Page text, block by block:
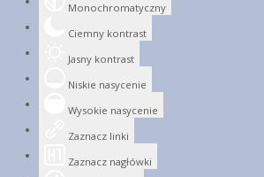
Monochromatyczny
Ciemny kontrast
Jasny kontrast
Niskie nasycenie
Wysokie nasycenie
Zaznacz linki
Zaznacz nagłówki